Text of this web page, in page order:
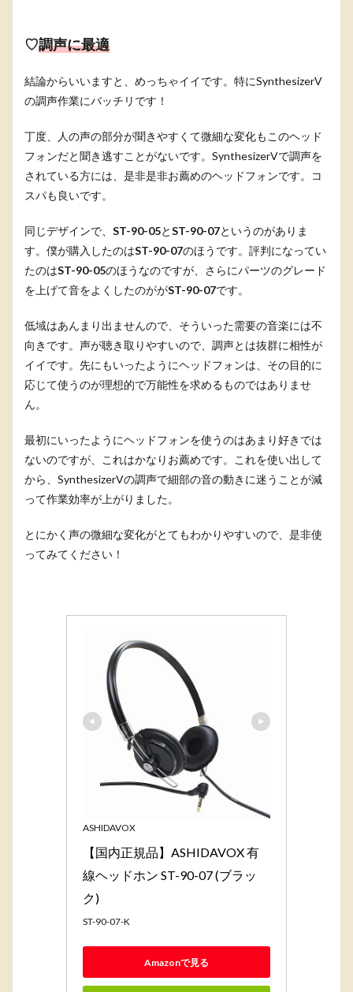
♡調声に最適
結論からいいますと、めっちゃイイです。特にSynthesizerV
の調声作業にバッチリです！
丁度、人の声の部分が聞きやすくて微細な変化もこのヘッド
フォンだと聞き逃すことがないです。SynthesizerVで調声を
されている方には、是非是非お薦めのヘッドフォンです。コ
スパも良いです。
同じデザインで、 ST-90-05とST-90-07というのがありま
す。僕が購入したのはST-90-07のほうです。評判になってい
たのはST-90-05のほうなのですが、さらにパーツのグレード
を上げて音をよくしたのががST-90-07です。
低域はあんまり出ませんので、そういった需要の音楽には不
向きです。声が聴き取りやすいので、調声とは抜群に相性が
イイです。先にもいったようにヘッドフォンは、その目的に
応じて使うのが理想的で万能性を求めるものではありませ
ん。
最初にいったようにヘッドフォンを使うのはあまり好きでは
ないのですが、これはかなりお薦めです。これを使い出して
から、SynthesizerVの調声で細部の音の動きに迷うことが減
って作業効率が上がりました。
とにかく声の微細な変化がとてもわかりやすいので、是非使
ってみてください！
ASHIDAVOX
【国内正規品】ASHIDAVOX 有
線ヘッドホン ST-90-07 (ブラッ
ク)
ST-90-07-K
Amazonで見る